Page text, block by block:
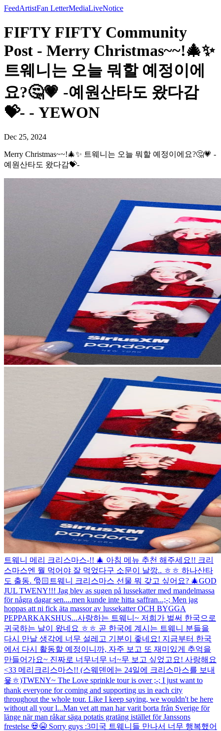
FeedArtistFan LetterMediaLiveNotice
FIFTY FIFTY Community
Post - Merry Christmas~~!🎄✨
트웨니는 오늘 뭐할 예정이에
요?🤔💗 -예원산타도 왔다감
💝- - YEWON
Dec 25, 2024
Merry Christmas~~!🎄✨ 트웨니는 오늘 뭐할 예정이에요?🤔💗 -
예원산타도 왔다감💝-
트웨니 메리 크리스마스-!! 🎄 아침 메뉴 추천 해주세요!! 크리
스마스엔 뭘 먹어야 잘 먹었다구 소문이 날깡.. ㅎㅎ 하나산타
도 출동. 🎅🏻 트웨니 크리스마스 선물 뭐 갖고 싶어요? 🎄GOD
JUL TWENY!!! Jag blev as sugen på lussekatter med mandelmassa
för några dagar sen....men kunde inte hitta saffran...;-; Men jag
hoppas att ni fick äta massor av lussekatter OCH BYGGA
PEPPARKAKSHUS...사랑하는 트웨니~ 저희가 벌써 한국으로
귀국하는 날이 왔네요 ㅎㅎ 곧 한국에 계시는 트웨니 분들을
다시 만날 생각에 너무 설레고 기분이 좋네요! 지금부터 한국
에서 다시 활동할 예정이니까, 자주 보고 또 재미있게 추억을
만들어가요~ 진짜로 너무너무 너~무 보고 싶었고요! 사랑해요
<33 메리크리스마스!! (스웨덴에는 24일에 크리스마스를 보내
욯ㅎ)TWENY~ The Love sprinkle tour is over ;-; I just want to
thank everyone for coming and supporting us in each city
throughout the whole tour. Like I keep saying, we wouldn't be here
without all your l...Man vet att man har varit borta från Sverige för
länge när man råkar säga potatis gratäng istället för Janssons
frestelse 💀😭 Sorry guys :3미국 트웨니들 만나서 너무 행복했어